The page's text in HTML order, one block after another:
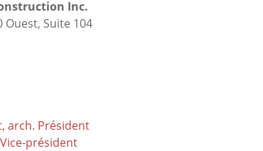
Inc.
Suite 104
arch. Président
président